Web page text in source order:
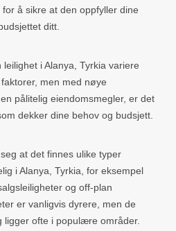
å sikre at den oppfyller dine
ditt.
i Alanya, Tyrkia variere
men med nøye
pålitelig eiendomsmegler, er det
dekker dine behov og budsjett.
at det finnes ulike typer
i Alanya, Tyrkia, for eksempel
og off-plan
er vanligvis dyrere, men de
ligger ofte i populære områder.